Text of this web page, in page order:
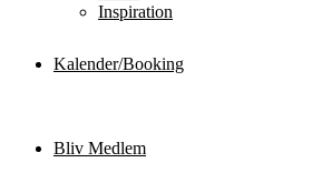
Inspiration
Kalender/Booking
Bliv Medlem